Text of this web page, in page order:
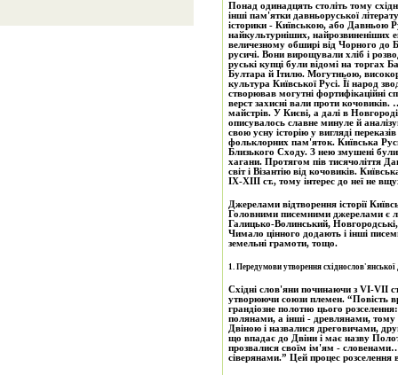
Понад одинадцять століть тому
інші пам'ятки давньоруської
історики - Київською, або Давньою
найкультурніших, найрозвиненіших
величезному обширі від Чорного до
русичі. Вони вирощували хліб і
руські купці були відомі на торгах
Бултара й Ітилю. Могутньою,
культура Київської Русі. Її народ
створював могутні фортифікаційні
верст захисні вали проти
майстрів. У Києві, а далі в
описувалось славне минуле й
свою усну історію у вигляді
фольклорних пам'яток. Київська
Близького Сходу. З нею змушені були
хагани. Протягом пів тисячоліття
світ і Візантію від кочовиків.
ІХ-ХІІІ ст., тому інтерес до неї не
Джерелами відтворення історії
Головними писемними джерелами є
Галицько-Волинський,
Чимало цінного додають і інші
земельні грамоти, тощо.
1. Передумови утворення
Східні слов'яни починаючи з VI-VII
утворюючи союзи племен. “Повість временних літ” складена
грандіозне полотно цього
полянами, а інші - древлянами, тому
Двіною і назвалися дреговичами,
що впадає до Двіни і має назву
прозвалися своїм ім'ям -
сіверянами.” Цей процес